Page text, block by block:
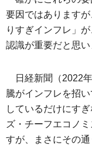
要因ではあります
りすぎインフレ」
認識が重要だと思い
日経新聞（2022
騰がインフレを招
しているだけにす
ズ・チーフエコノ
すが、まさにその通